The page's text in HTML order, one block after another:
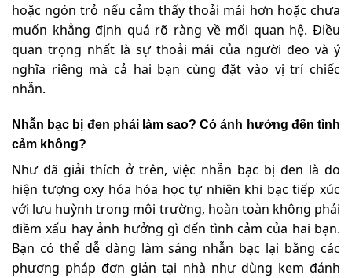
hoặc ngón trỏ nếu cảm thấy thoải mái hơn hoặc chưa
muốn khẳng định quá rõ ràng về mối quan hệ. Điều
quan trọng nhất là sự thoải mái của người đeo và ý
nghĩa riêng mà cả hai bạn cùng đặt vào vị trí chiếc
nhẫn.
Nhẫn bạc bị đen phải làm sao? Có ảnh hưởng đến tình
cảm không?
Như đã giải thích ở trên, việc nhẫn bạc bị đen là do
hiện tượng oxy hóa hóa học tự nhiên khi bạc tiếp xúc
với lưu huỳnh trong môi trường, hoàn toàn không phải
điềm xấu hay ảnh hưởng gì đến tình cảm của hai bạn.
Bạn có thể dễ dàng làm sáng nhẫn bạc lại bằng các
phương pháp đơn giản tại nhà như dùng kem đánh